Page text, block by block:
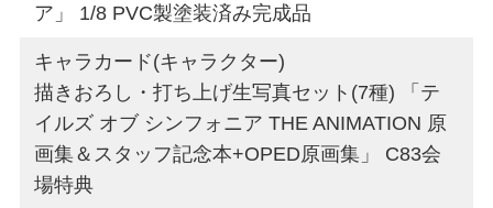
ア」 1/8 PVC製塗装済み完成品
キャラカード(キャラクター)
描きおろし・打ち上げ生写真セット(7種) 「テ
イルズ オブ シンフォニア THE ANIMATION 原
画集＆スタッフ記念本+OPED原画集」 C83会
場特典